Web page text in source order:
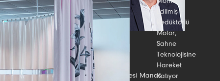
Monte
Edilmiş
Redüktörlü
Motor,
Sahne
Teknolojisine
Hareket
Katıyor
Bize ulaşın
Adalet Mahallesi Manas